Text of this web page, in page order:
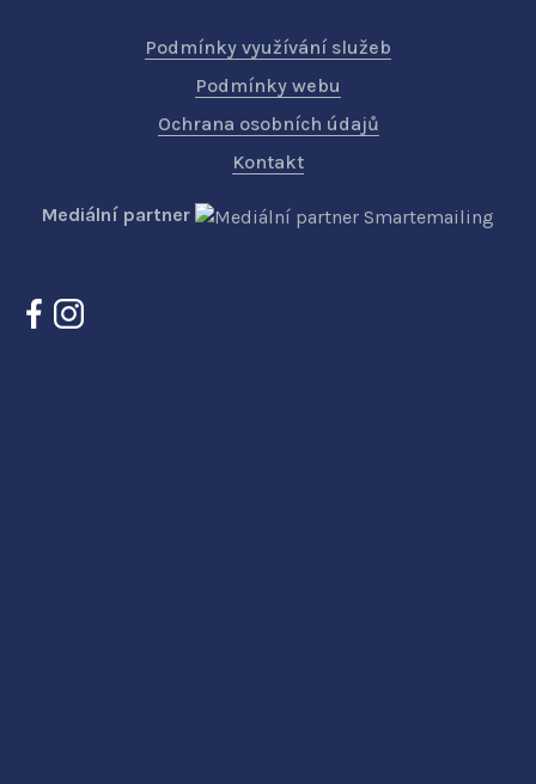
Podmínky využívání služeb
Podmínky webu
Ochrana osobních údajů
Kontakt
Mediální partner